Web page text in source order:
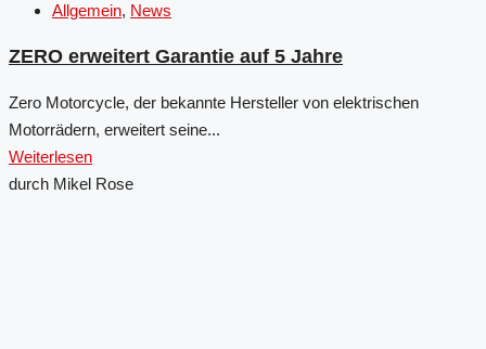
Allgemein, News
ZERO erweitert Garantie auf 5 Jahre
Zero Motorcycle, der bekannte Hersteller von elektrischen
Motorrädern, erweitert seine...
Weiterlesen
durch Mikel Rose